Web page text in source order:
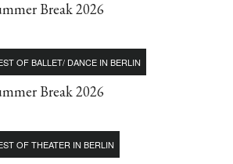
Break 2026
OF BALLET/ DANCE IN BERLIN
Break 2026
OF THEATER IN BERLIN